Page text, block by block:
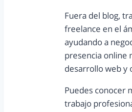
Fuera del blog,
freelance en el
ayudando a
presencia online
desarrollo web y
Puedes conocer
trabajo